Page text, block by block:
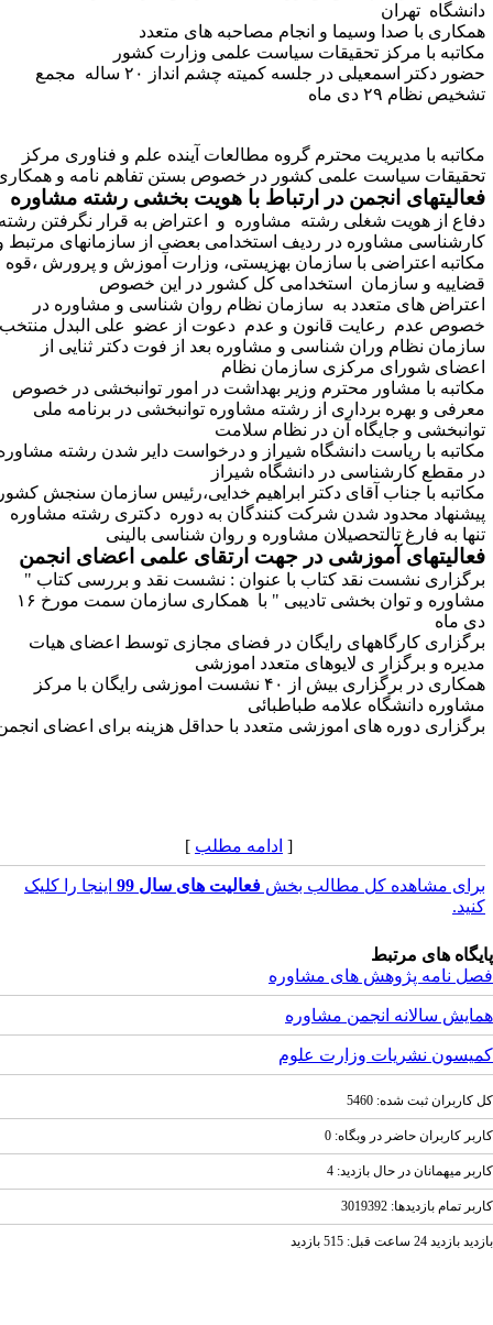
تهران
با صدا وسیما و انجام مصاحبه های متعدد
با مرکز تحقیقات سیاست علمی وزارت کشور
حضور دکتر اسمعیلی در جلسه کمیته چشم انداز ۲۰ ساله مجمع
نظام ۲۹ دی ماه
با مدیریت محترم گروه مطالعات آینده علم و فناوری مرکز
سیاست علمی کشور در خصوص بستن تفاهم نامه و همکاری
انجمن در ارتباط با هویت بخشی رشته مشاوره
از هویت شغلی رشته مشاوره و اعتراض به قرار نگرفتن رشته
مشاوره در ردیف استخدامی بعضی از سازمانهای مرتبط و
اعتراضی با سازمان بهزیستی، وزارت آموزش و پرورش ،قوه
و سازمان استخدامی کل کشور در این خصوص
های متعدد به سازمان نظام روان شناسی و مشاوره در
عدم رعایت قانون و عدم دعوت از عضو علی البدل منتخب
نظام وران شناسی و مشاوره بعد از فوت دکتر ثنایی از
شورای مرکزی سازمان نظام
با مشاور محترم وزیر بهداشت در امور توانبخشی در خصوص
و بهره برداری از رشته مشاوره توانبخشی در برنامه ملی
و جایگاه آن در نظام سلامت
با ریاست دانشگاه شیراز و درخواست دایر شدن رشته مشاوره
مقطع کارشناسی در دانشگاه شیراز
با جناب آقای دکتر ابراهیم خدایی،رئیس سازمان سنجش کشور
محدود شدن شرکت کنندگان به دوره دکتری رشته مشاوره
به فارغ تالتحصیلان مشاوره و روان شناسی بالینی
آموزشی در جهت ارتقای علمی اعضای انجمن
نشست نقد کتاب با عنوان : نشست نقد و بررسی کتاب "
مشاوره و توان بخشی تادیبی " با همکاری سازمان سمت مورخ ۱۶
ماه
کارگاههای رایگان در فضای مجازی توسط اعضای هیات
و برگزار ی لایوهای متعدد اموزشی
همکاری در برگزاری بیش از ۴۰ نشست اموزشی رایگان با مرکز
دانشگاه علامه طباطبائی
دوره های اموزشی متعدد با حداقل هزینه برای اعضای انجمن
ادامه مطلب]
مشاهده کل مطالب بخش فعالیت های سال 99
اینجا را کلیک
های مرتبط
نامه پژوهش های مشاوره
سالانه انجمن مشاوره
نشریات وزارت علوم
ثبت شده: 5460
کاربران حاضر در وبگاه: 0
ميهمانان در حال بازديد: 4
تمام بازديد‌ها: 3019392
24 ساعت قبل: 515 بازدید